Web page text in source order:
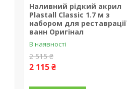
Наливний рідкий акрил
Plastall Classic 1.7 м з
набором для реставрації
ванн Оригінал
В наявності
2 515 ₴
2 115 ₴